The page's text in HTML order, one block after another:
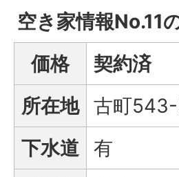
空き家情報No.11
価格
契約済
所在地
古町
下水道
有